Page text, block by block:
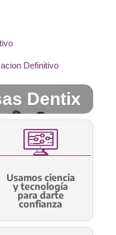
Definitivo
Dentix
Usamos ciencia
y tecnología
para darte
confianza